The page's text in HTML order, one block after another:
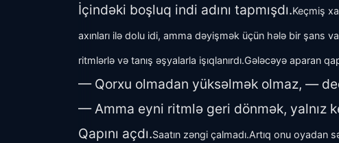
İçindəki boşluq indi adını tapmışdı.Keçmiş
axınları ilə dolu idi, amma dəyişmək üçün hələ bir şans
ritmlərlə və tanış əşyalarla işıqlanırdı.Gələcəyə aparan
— Qorxu olmadan yüksəlmək olmaz, —
— Amma eyni ritmlə geri dönmək, yalnız
Qapını açdı.Saatın zəngi çalmadı.Artıq onu oyadan